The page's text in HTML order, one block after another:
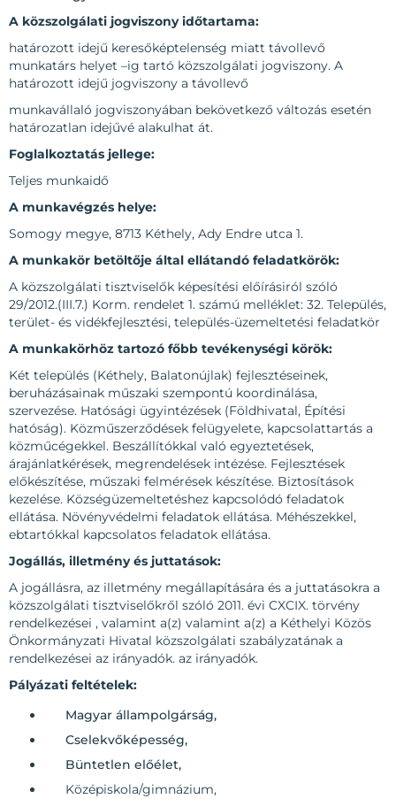
A közszolgálati jogviszony időtartama:
határozott idejű keresőképtelenség miatt távollevő
munkatárs helyet –ig tartó közszolgálati jogviszony. A
határozott idejű jogviszony a távollevő
munkavállaló jogviszonyában bekövetkező változás esetén
határozatlan idejűvé alakulhat át.
Foglalkoztatás jellege:
Teljes munkaidő
A munkavégzés helye:
Somogy megye, 8713 Kéthely, Ady Endre utca 1.
A munkakör betöltője által ellátandó feladatkörök:
A közszolgálati tisztviselők képesítési előírásiról szóló
29/2012.(III.7.) Korm. rendelet 1. számú melléklet: 32. Település,
terület- és vidékfejlesztési, település-üzemeltetési feladatkör
A munkakörhöz tartozó főbb tevékenységi körök:
Két település (Kéthely, Balatonújlak) fejlesztéseinek,
beruházásainak műszaki szempontú koordinálása,
szervezése. Hatósági ügyintézések (Földhivatal, Építési
hatóság). Közműszerződések felügyelete, kapcsolattartás a
közműcégekkel. Beszállítókkal való egyeztetések,
árajánlatkérések, megrendelések intézése. Fejlesztések
előkészítése, műszaki felmérések készítése. Biztosítások
kezelése. Községüzemeltetéshez kapcsolódó feladatok
ellátása. Növényvédelmi feladatok ellátása. Méhészekkel,
ebtartókkal kapcsolatos feladatok ellátása.
Jogállás, illetmény és juttatások:
A jogállásra, az illetmény megállapítására és a juttatásokra a
közszolgálati tisztviselőkről szóló 2011. évi CXCIX. törvény
rendelkezései , valamint a(z) valamint a(z) a Kéthelyi Közös
Önkormányzati Hivatal közszolgálati szabályzatának a
rendelkezései az irányadók. az irányadók.
Pályázati feltételek:
Magyar állampolgárság,
Cselekvőképesség,
Büntetlen előélet,
Középiskola/gimnázium,